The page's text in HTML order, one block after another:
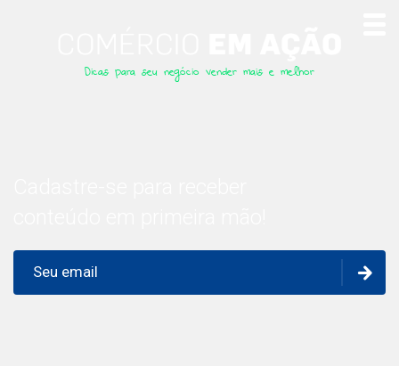
Dicas para seu negócio vender mais e melhor